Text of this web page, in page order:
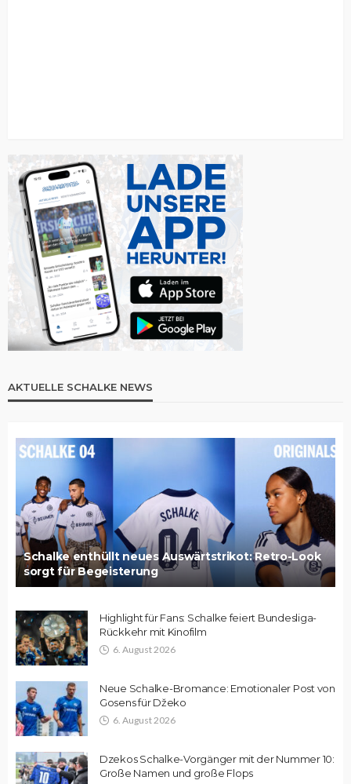
AKTUELLE SCHALKE NEWS
Schalke enthüllt neues Auswärtstrikot: Retro-Look
sorgt für Begeisterung
Highlight für Fans: Schalke feiert Bundesliga-
Rückkehr mit Kinofilm
6. August 2026
Neue Schalke-Bromance: Emotionaler Post von
Gosens für Džeko
6. August 2026
Dzekos Schalke-Vorgänger mit der Nummer 10:
Große Namen und große Flops